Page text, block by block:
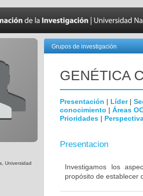
Universidad
Grupos de investigación
GENÉTICA
Presentación | Líder|
conocimiento | Áreas
Prioridades |
Presentacion
Investigamos los
propósito de establecer